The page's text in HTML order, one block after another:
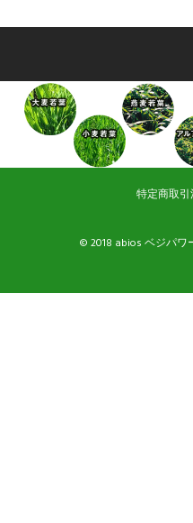
特定商取
© 2018 abios ベジパワ